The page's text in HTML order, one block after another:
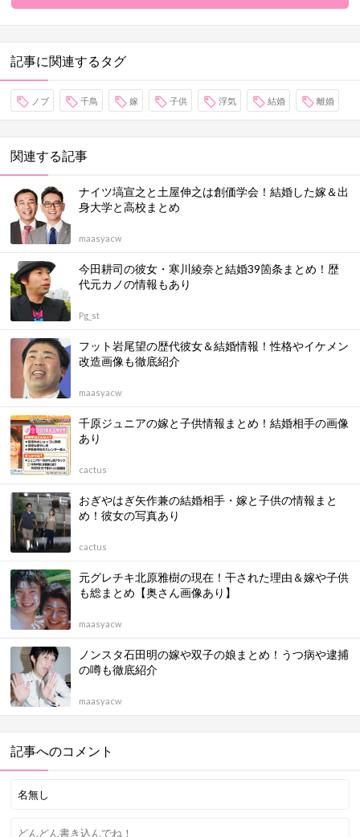
記事に関連するタグ
ノブ 千鳥 嫁 子供 浮気 結婚 離婚
関連する記事
ナイツ塙宣之と土屋伸之は創価学会！結婚した嫁＆出
身大学と高校まとめ
maasyacw
今田耕司の彼女・寒川綾奈と結婚39箇条まとめ！歴
代元カノの情報もあり
Pg_st
フット岩尾望の歴代彼女＆結婚情報！性格やイケメン
改造画像も徹底紹介
maasyacw
千原ジュニアの嫁と子供情報まとめ！結婚相手の画像
あり
cactus
おぎやはぎ矢作兼の結婚相手・嫁と子供の情報まと
め！彼女の写真あり
cactus
元グレチキ北原雅樹の現在！干された理由＆嫁や子供
も総まとめ【奥さん画像あり】
maasyacw
ノンスタ石田明の嫁や双子の娘まとめ！うつ病や逮捕
の噂も徹底紹介
maasyacw
記事へのコメント